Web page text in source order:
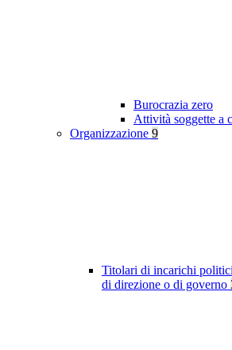
Burocrazia zero
Attività soggette a
Organizzazione 9
Titolari di incarichi
di direzione o di governo